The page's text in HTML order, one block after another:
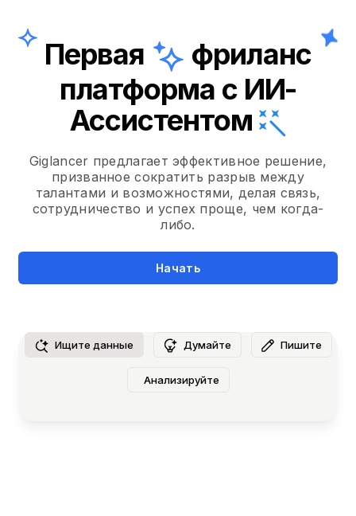
Первая
фриланс
платформа с ИИ-
Ассистентом
Giglancer предлагает эффективное решение,
призванное сократить разрыв между
талантами и возможностями, делая связь,
сотрудничество и успех проще, чем когда-
либо.
Начать
Ищите данные Думайте Пишите
Анализируйте